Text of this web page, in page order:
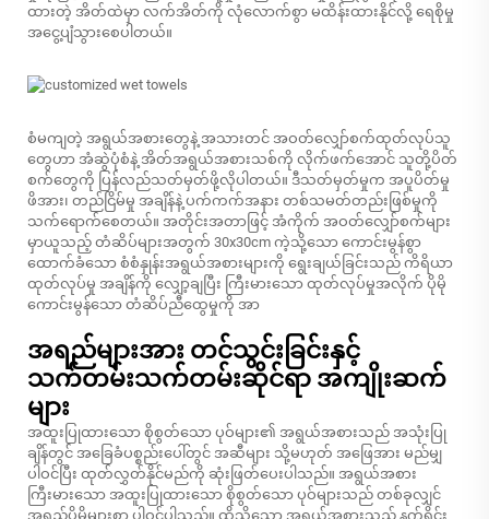
ထားတဲ့ အိတ်ထဲမှာ လက်အိတ်ကို လုံလောက်စွာ မထိန်းထားနိုင်လို့ ရေစိုမှု
အငွေ့ပျံသွားစေပါတယ်။
စံမကျတဲ့ အရွယ်အစားတွေနဲ့ အသားတင် အဝတ်လျှော်စက်ထုတ်လုပ်သူ
တွေဟာ အံဆွဲပုံစံနဲ့ အိတ်အရွယ်အစားသစ်ကို လိုက်ဖက်အောင် သူတို့ပိတ်
စက်တွေကို ပြန်လည်သတ်မှတ်ဖို့လိုပါတယ်။ ဒီသတ်မှတ်မှုက အပူပိတ်မှု
ဖိအား၊ တည်ငြိမ်မှု အချိန်နဲ့ ပက်ကက်အနား တစ်သမတ်တည်းဖြစ်မှုကို
သက်ရောက်စေတယ်။ အတိုင်းအတာဖြင့် အံကိုက် အဝတ်လျှော်စက်များ
မှာယူသည့် တံဆိပ်များအတွက် 30x30cm ကဲ့သို့သော ကောင်းမွန်စွာ
ထောက်ခံသော စံစံနှုန်းအရွယ်အစားများကို ရွေးချယ်ခြင်းသည် ကိရိယာ
ထုတ်လုပ်မှု အချိန်ကို လျှော့ချပြီး ကြီးမားသော ထုတ်လုပ်မှုအလိုက် ပိုမို
ကောင်းမွန်သော တံဆိပ်ညီထွေမှုကို အာ
အရည်များအား တင်သွင်းခြင်းနှင့်
သက်တမ်းသက်တမ်းဆိုင်ရာ အကျိုးဆက်
များ
အထူးပြုထားသော စိုစွတ်သော ပုဝ်များ၏ အရွယ်အစားသည် အသုံးပြု
ချိန်တွင် အခြေခံပစ္စည်းပေါ်တွင် အဆီများ သို့မဟုတ် အဖြေအား မည်မျှ
ပါဝင်ပြီး ထုတ်လွှတ်နိုင်မည်ကို ဆုံးဖြတ်ပေးပါသည်။ အရွယ်အစား
ကြီးမားသော အထူးပြုထားသော စိုစွတ်သော ပုဝ်များသည် တစ်ခုလျှင်
အရည်ပိုမိုများစွာ ပါဝင်ပါသည်။ ထိုသို့သော အရွယ်အစားသည် နက်ရှိုင်း